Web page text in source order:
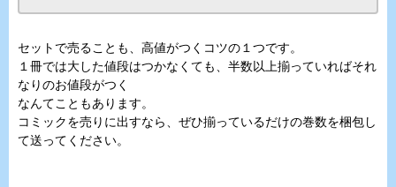
セットで売ることも、高値がつくコツの１つです。
１冊では大した値段はつかなくても、半数以上揃っていればそれ
なりのお値段がつく
なんてこともあります。
コミックを売りに出すなら、ぜひ揃っているだけの巻数を梱包し
て送ってください。